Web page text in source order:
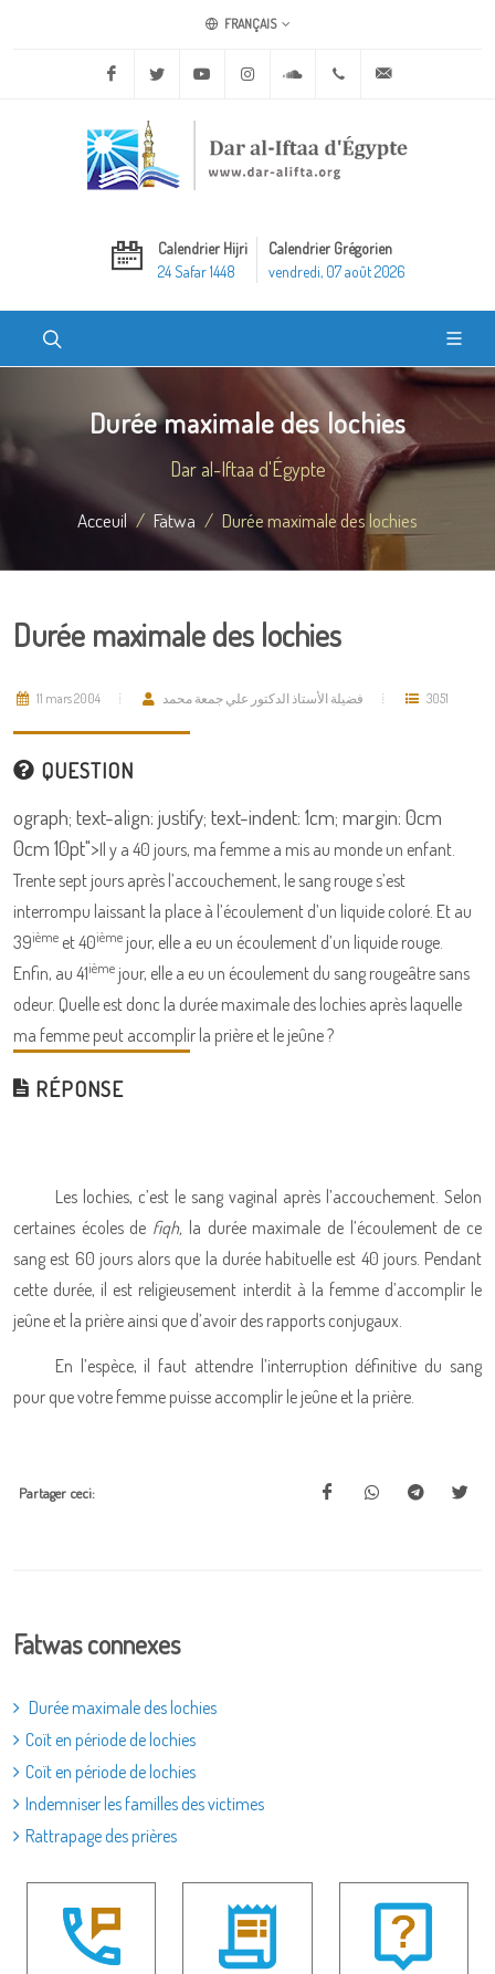
FRANÇAIS
Facebook Twitter Youtube Instagram Soundcloud+20 2 25970400
Calendrier Hijri
24 Safar 1448
Calendrier Grégorien
vendredi, 07 août 2026
Durée maximale des lochies
Dar al-Iftaa d'Égypte
Acceuil Fatwa Durée maximale des lochies
Durée maximale des lochies
11 mars 2004 فضيلة الأستاذ الدكتور علي جمعة محمد 3051
QUESTION
ograph; text-align: justify; text-indent: 1cm; margin: 0cm
0cm 10pt">Il y a 40 jours, ma femme a mis au monde un enfant.
Trente sept jours après l’accouchement, le sang rouge s’est
interrompu laissant la place à l’écoulement d’un liquide coloré. Et au
39ième et 40ième jour, elle a eu un écoulement d’un liquide rouge.
Enfin, au 41ième jour, elle a eu un écoulement du sang rougeâtre sans
odeur. Quelle est donc la durée maximale des lochies après laquelle
ma femme peut accomplir la prière et le jeûne ?
RÉPONSE
Les lochies, c’est le sang vaginal après l’accouchement. Selon
certaines écoles de fiqh, la durée maximale de l’écoulement de ce
sang est 60 jours alors que la durée habituelle est 40 jours. Pendant
cette durée, il est religieusement interdit à la femme d’accomplir le
jeûne et la prière ainsi que d’avoir des rapports conjugaux.
En l’espèce, il faut attendre l’interruption définitive du sang
pour que votre femme puisse accomplir le jeûne et la prière.
Partager ceci:
Fatwas connexes
Durée maximale des lochies
Coït en période de lochies
Coït en période de lochies
Indemniser les familles des victimes
Rattrapage des prières